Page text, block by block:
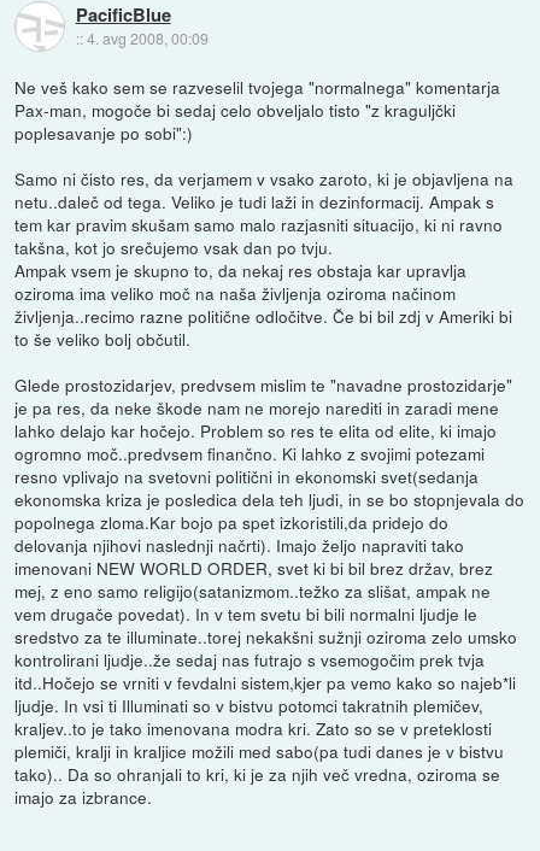
PacificBlue
::4. avg 2008, 00:09
Ne veš kako sem se razveselil tvojega "normalnega" komentarja
Pax-man, mogoče bi sedaj celo obveljalo tisto "z kraguljčki
poplesavanje po sobi":)
Samo ni čisto res, da verjamem v vsako zaroto, ki je objavljena na
netu..daleč od tega. Veliko je tudi laži in dezinformacij. Ampak s
tem kar pravim skušam samo malo razjasniti situacijo, ki ni ravno
takšna, kot jo srečujemo vsak dan po tvju.
Ampak vsem je skupno to, da nekaj res obstaja kar upravlja
oziroma ima veliko moč na naša življenja oziroma načinom
življenja..recimo razne politične odločitve. Če bi bil zdj v Ameriki bi
to še veliko bolj občutil.
Glede prostozidarjev, predvsem mislim te "navadne prostozidarje"
je pa res, da neke škode nam ne morejo narediti in zaradi mene
lahko delajo kar hočejo. Problem so res te elita od elite, ki imajo
ogromno moč..predvsem finančno. Ki lahko z svojimi potezami
resno vplivajo na svetovni politični in ekonomski svet(sedanja
ekonomska kriza je posledica dela teh ljudi, in se bo stopnjevala do
popolnega zloma.Kar bojo pa spet izkoristili,da pridejo do
delovanja njihovi naslednji načrti). Imajo željo napraviti tako
imenovani NEW WORLD ORDER, svet ki bi bil brez držav, brez
mej, z eno samo religijo(satanizmom..težko za slišat, ampak ne
vem drugače povedat). In v tem svetu bi bili normalni ljudje le
sredstvo za te illuminate..torej nekakšni sužnji oziroma zelo umsko
kontrolirani ljudje..že sedaj nas futrajo s vsemogočim prek tvja
itd..Hočejo se vrniti v fevdalni sistem,kjer pa vemo kako so najeb*li
ljudje. In vsi ti Illuminati so v bistvu potomci takratnih plemičev,
kraljev..to je tako imenovana modra kri. Zato so se v preteklosti
plemiči, kralji in kraljice možili med sabo(pa tudi danes je v bistvu
tako).. Da so ohranjali to kri, ki je za njih več vredna, oziroma se
imajo za izbrance.